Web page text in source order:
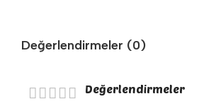
Değerlendirmeler (0)
Değerlendirmeler